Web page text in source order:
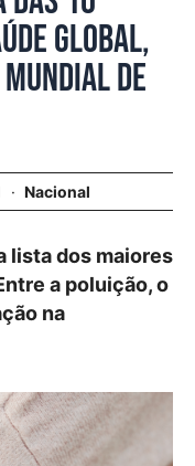
global,
de
Nacional
lista dos maiores
a poluição, o
na